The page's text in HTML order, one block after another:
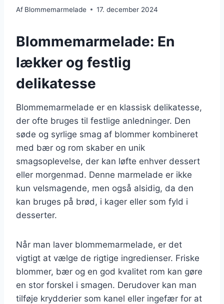
Af Blommemarmelade 17. december 2024
Blommemarmelade: En
lækker og festlig
delikatesse
Blommemarmelade er en klassisk delikatesse,
der ofte bruges til festlige anledninger. Den
søde og syrlige smag af blommer kombineret
med bær og rom skaber en unik
smagsoplevelse, der kan løfte enhver dessert
eller morgenmad. Denne marmelade er ikke
kun velsmagende, men også alsidig, da den
kan bruges på brød, i kager eller som fyld i
desserter.
Når man laver blommemarmelade, er det
vigtigt at vælge de rigtige ingredienser. Friske
blommer, bær og en god kvalitet rom kan gøre
en stor forskel i smagen. Derudover kan man
tilføje krydderier som kanel eller ingefær for at